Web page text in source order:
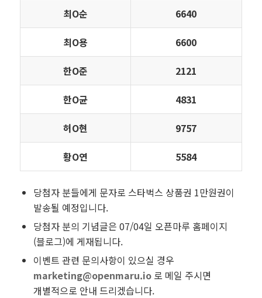
최Ο순 6640
최Ο용 6600
한Ο준 2121
한Ο균 4831
허Ο현 9757
황Ο연 5584
당첨자 분들에게 문자로 스타벅스 상품권 1만원권이
발송될 예정입니다.
당첨자 분의 기념글은 07/04일 오픈마루 홈페이지
(블로그)에 게재됩니다.
이벤트 관련 문의사항이 있으실 경우
marketing@openmaru.io로 메일 주시면
개별적으로 안내 드리겠습니다.